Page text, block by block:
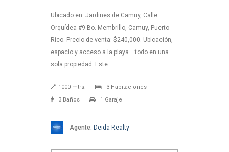
Ubicado en: Jardines de Camuy, Calle
Orquídea #9 Bo. Membrillo, Camuy, Puerto
Rico. Precio de venta: $240,000. Ubicación,
espacio y acceso a la playa… todo en una
sola propiedad. Este …
1000 mtrs.
3 Habitaciones
3 Baños
1 Garaje
Agente: Deida Realty